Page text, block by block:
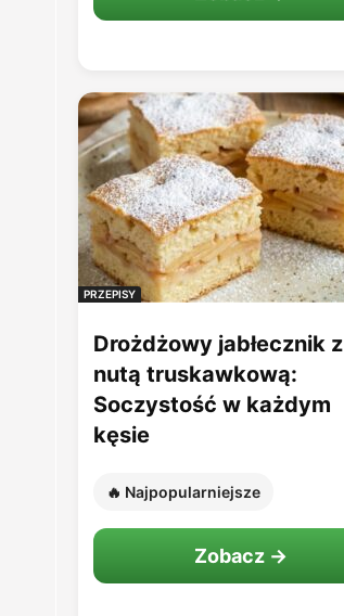
PRZEPISY
Drożdżowy jabłecznik z
nutą truskawkową:
Soczystość w każdym
kęsie
🔥 Najpopularniejsze
Zobacz →